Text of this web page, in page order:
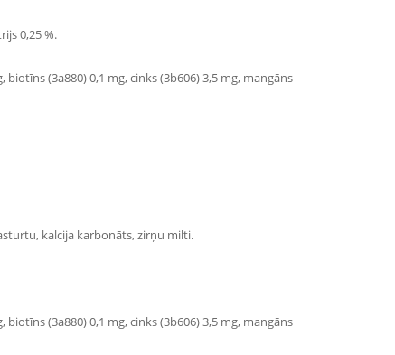
0,25 %.
biotīns (3a880) 0,1 mg, cinks (3b606) 3,5 mg, mangāns
kalcija karbonāts, zirņu milti.
biotīns (3a880) 0,1 mg, cinks (3b606) 3,5 mg, mangāns